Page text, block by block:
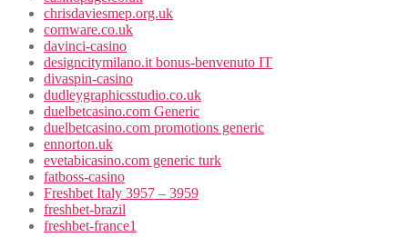
chrisdaviesmep.org.uk
cornware.co.uk
davinci-casino
designcitymilano.it bonus-benvenuto IT
divaspin-casino
dudleygraphicsstudio.co.uk
duelbetcasino.com Generic
duelbetcasino.com promotions generic
ennorton.uk
evetabicasino.com generic turk
fatboss-casino
Freshbet Italy 3957 – 3959
freshbet-brazil
freshbet-france1